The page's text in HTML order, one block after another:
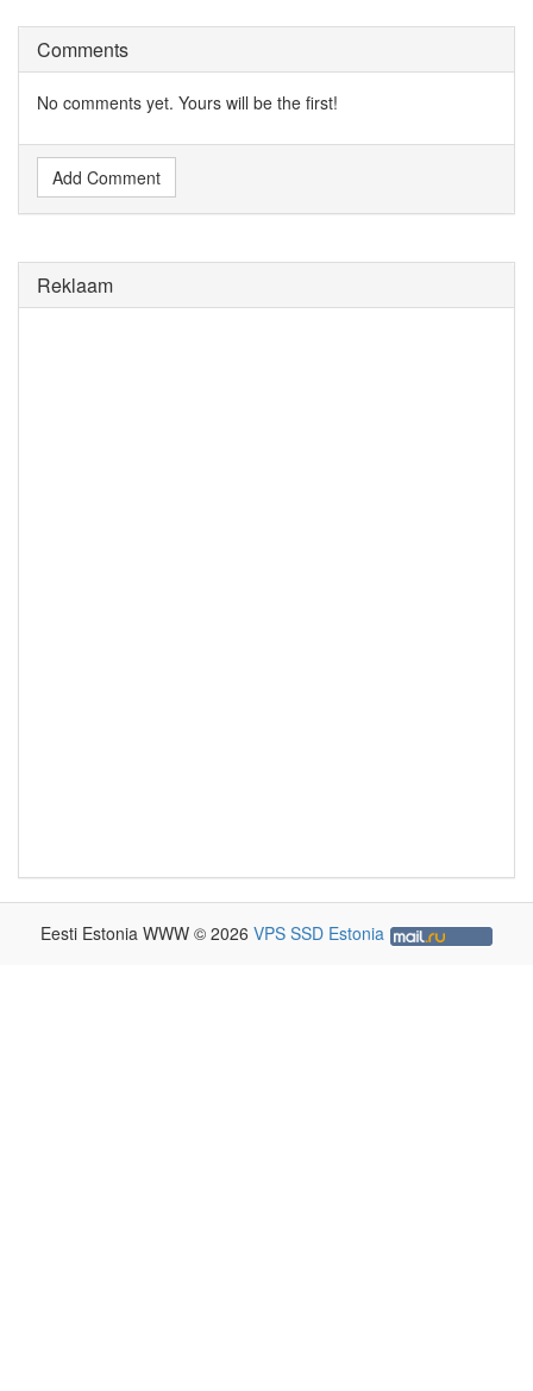
Comments
No comments yet. Yours will be the first!
Add Comment
Reklaam
Eesti Estonia WWW © 2026 VPS SSD Estonia